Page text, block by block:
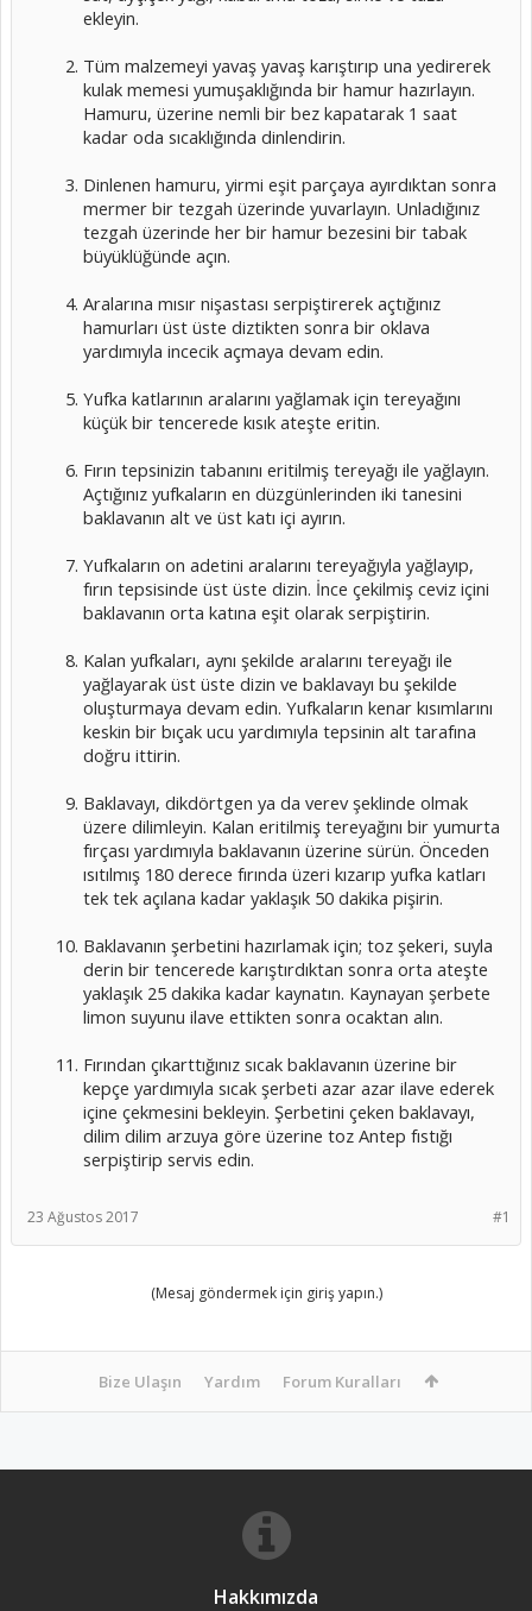
ekleyin.
Tüm malzemeyi yavaş yavaş karıştırıp una yedirerek
kulak memesi yumuşaklığında bir hamur hazırlayın.
Hamuru, üzerine nemli bir bez kapatarak 1 saat
kadar oda sıcaklığında dinlendirin.
Dinlenen hamuru, yirmi eşit parçaya ayırdıktan sonra
mermer bir tezgah üzerinde yuvarlayın. Unladığınız
tezgah üzerinde her bir hamur bezesini bir tabak
büyüklüğünde açın.
Aralarına mısır nişastası serpiştirerek açtığınız
hamurları üst üste diztikten sonra bir oklava
yardımıyla incecik açmaya devam edin.
Yufka katlarının aralarını yağlamak için tereyağını
küçük bir tencerede kısık ateşte eritin.
Fırın tepsinizin tabanını eritilmiş tereyağı ile yağlayın.
Açtığınız yufkaların en düzgünlerinden iki tanesini
baklavanın alt ve üst katı içi ayırın.
Yufkaların on adetini aralarını tereyağıyla yağlayıp,
fırın tepsisinde üst üste dizin. İnce çekilmiş ceviz içini
baklavanın orta katına eşit olarak serpiştirin.
Kalan yufkaları, aynı şekilde aralarını tereyağı ile
yağlayarak üst üste dizin ve baklavayı bu şekilde
oluşturmaya devam edin. Yufkaların kenar kısımlarını
keskin bir bıçak ucu yardımıyla tepsinin alt tarafına
doğru ittirin.
Baklavayı, dikdörtgen ya da verev şeklinde olmak
üzere dilimleyin. Kalan eritilmiş tereyağını bir yumurta
fırçası yardımıyla baklavanın üzerine sürün. Önceden
ısıtılmış 180 derece fırında üzeri kızarıp yufka katları
tek tek açılana kadar yaklaşık 50 dakika pişirin.
Baklavanın şerbetini hazırlamak için; toz şekeri, suyla
derin bir tencerede karıştırdıktan sonra orta ateşte
yaklaşık 25 dakika kadar kaynatın. Kaynayan şerbete
limon suyunu ilave ettikten sonra ocaktan alın.
Fırından çıkarttığınız sıcak baklavanın üzerine bir
kepçe yardımıyla sıcak şerbeti azar azar ilave ederek
içine çekmesini bekleyin. Şerbetini çeken baklavayı,
dilim dilim arzuya göre üzerine toz Antep fıstığı
serpiştirip servis edin.
#1
23 Ağustos 2017
(Mesaj göndermek için giriş yapın.)
Bize Ulaşın Yardım Forum Kuralları
Hakkımızda